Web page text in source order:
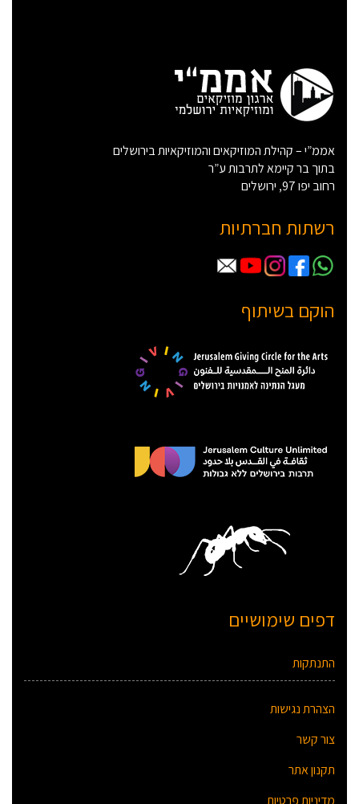
אממ”י – קהילת המוזיקאים והמוזיקאיות בירושלים
בתוך בר קיימא לתרבות ע”ר
רחוב יפו 97, ירושלים
רשתות חברתיות
הוקם בשיתוף
דפים שימושיים
התנתקות
הצהרת נגישות
צור קשר
תקנון אתר
מדיניות פרטיות